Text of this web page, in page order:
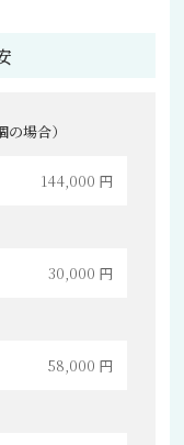
場合）
144,000 円
30,000 円
58,000 円